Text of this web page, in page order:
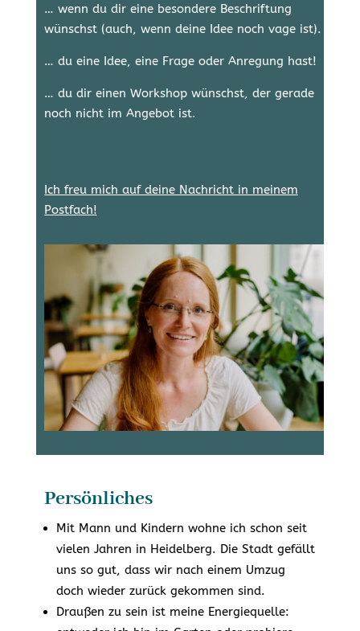
… wenn du dir eine besondere Beschriftung
wünschst (auch, wenn deine Idee noch vage ist).
… du eine Idee, eine Frage oder Anregung hast!
… du dir einen Workshop wünschst, der gerade
noch nicht im Angebot ist.
Ich freu mich auf deine Nachricht in meinem
Postfach!
Persönliches
Mit Mann und Kindern wohne ich schon seit
vielen Jahren in Heidelberg. Die Stadt gefällt
uns so gut, dass wir nach einem Umzug
doch wieder zurück gekommen sind.
Draußen zu sein ist meine Energiequelle: